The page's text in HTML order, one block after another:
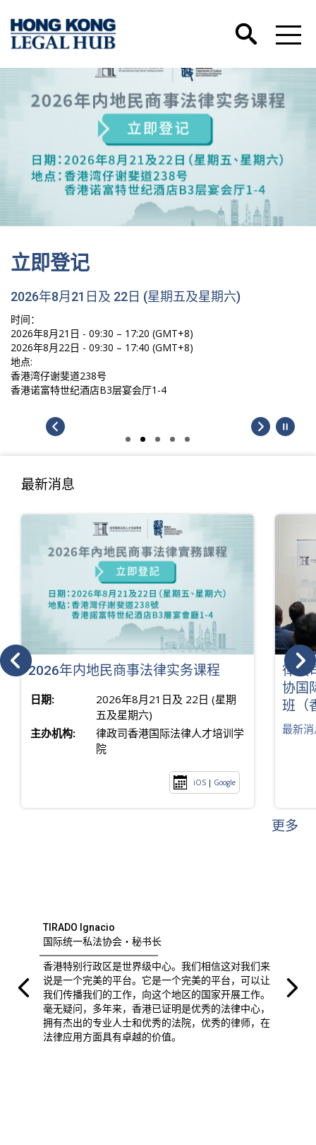
立即登记
2026年8月21日及 22日 (星期五及星期六)
时间：
2026年8月21日 - 09:30 – 17:20 (GMT+8)
2026年8月22日 - 09:30 – 17:40 (GMT+8)
地点:
香港湾仔谢斐道238号
香港诺富特世纪酒店B3层宴会厅1-4
最新消息
2026年内地民商事法律实务课程
日期:
2026年8月21日及 22日 (星期
五及星期六)
主办机构:
律政司香港国际法律人才培训学
院
iOS | Google
律政
协国
班（
最新
更多
TIRADO Ignacio
国际统一私法协会・秘书长
香港特别行政区是世界级中心。我们相信这对我们来
说是一个完美的平台。它是一个完美的平台，可以让
我们传播我们的工作，向这个地区的国家开展工作。
毫无疑问，多年来，香港已证明是优秀的法律中心，
拥有杰出的专业人士和优秀的法院，优秀的律师，在
法律应用方面具有卓越的价值。